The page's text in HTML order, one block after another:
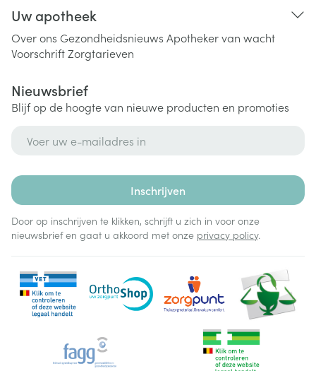
Uw apotheek
Over ons Gezondheidsnieuws Apotheker van wacht
VoorschriftZorgtarieven
Nieuwsbrief
Blijf op de hoogte van nieuwe producten en promoties
Inschrijven
Door op inschrijven te klikken, schrijft u zich in voor onze
nieuwsbrief en gaat u akkoord met onze privacy policy.